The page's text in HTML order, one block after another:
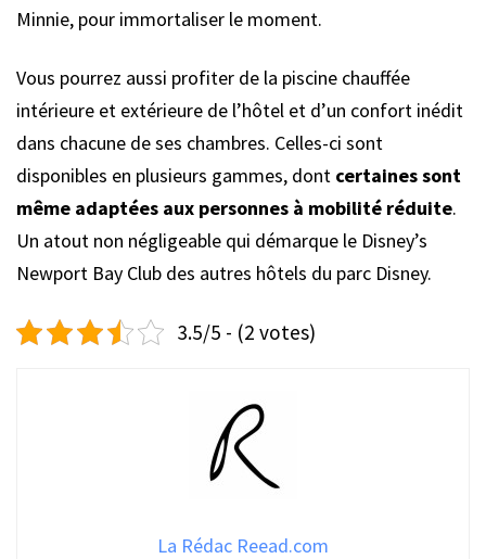
Minnie, pour immortaliser le moment.
Vous pourrez aussi profiter de la piscine chauffée
intérieure et extérieure de l’hôtel et d’un confort inédit
dans chacune de ses chambres. Celles-ci sont
disponibles en plusieurs gammes, dont certaines sont
même adaptées aux personnes à mobilité réduite.
Un atout non négligeable qui démarque le Disney’s
Newport Bay Club des autres hôtels du parc Disney.
3.5/5 - (2 votes)
La Rédac Reead.com